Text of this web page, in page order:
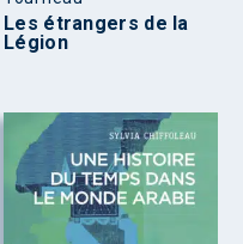
Les étrangers de la
Légion